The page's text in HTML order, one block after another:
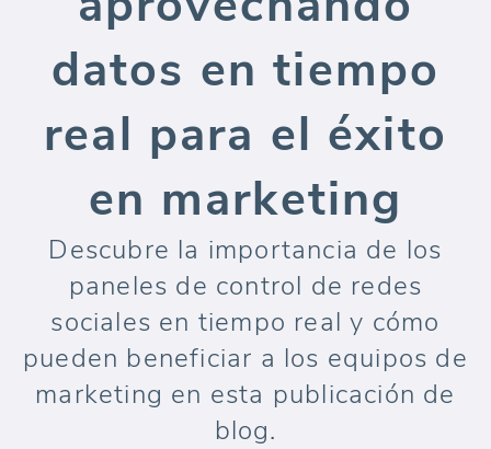
datos en tiempo
real para el éxito
en marketing
Descubre la importancia de los
paneles de control de redes
sociales en tiempo real y cómo
pueden beneficiar a los equipos de
marketing en esta publicación de
blog.